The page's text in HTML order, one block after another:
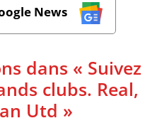
News
dans « Suivez
clubs. Real,
Utd »